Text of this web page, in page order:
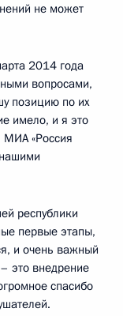
не может
2014 года
вопросами,
позицию по их
имело, и я это
МИА «Россия
республики
первые этапы,
и очень важный
это внедрение
спасибо